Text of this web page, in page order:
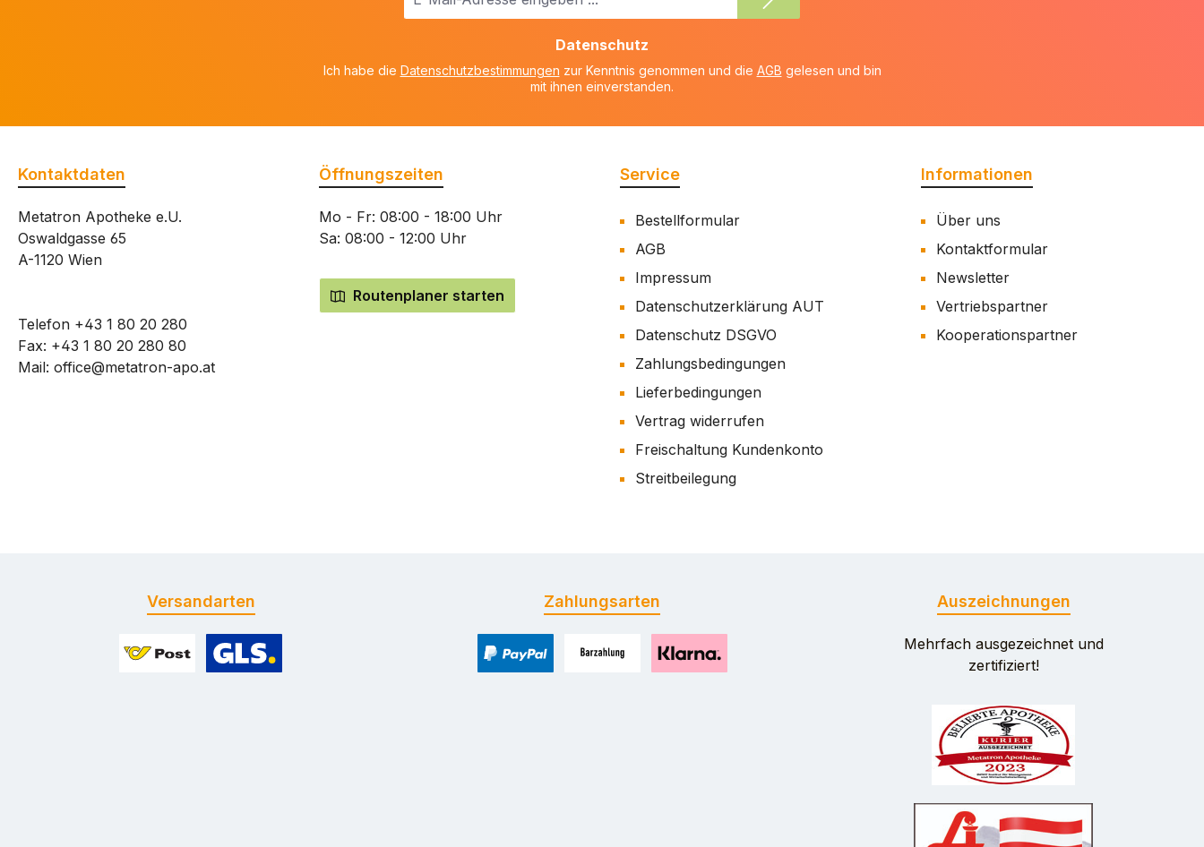
Datenschutz
Ich habe die Datenschutzbestimmungen zur Kenntnis genommen und die AGB gelesen und bin
mit ihnen einverstanden.
Kontaktdaten
Metatron Apotheke e.U.
Oswaldgasse 65
A-1120 Wien
Telefon +43 1 80 20 280
Fax: +43 1 80 20 280 80
Mail: office@metatron-apo.at
Öffnungszeiten
Mo - Fr: 08:00 - 18:00 Uhr
Sa: 08:00 - 12:00 Uhr
Routenplaner starten
Service
Bestellformular
AGB
Impressum
Datenschutzerklärung AUT
Datenschutz DSGVO
Zahlungsbedingungen
Lieferbedingungen
Vertrag widerrufen
Freischaltung Kundenkonto
Streitbeilegung
Informationen
Über uns
Kontaktformular
Newsletter
Vertriebspartner
Kooperationspartner
Versandarten Zahlungsarten Auszeichnungen
Mehrfach ausgezeichnet und
zertifiziert!